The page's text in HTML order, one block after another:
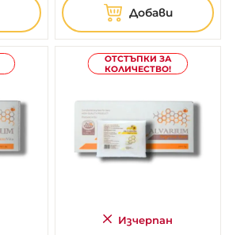
Добави
ОТСТЪПКИ ЗА
КОЛИЧЕСТВО!
Изчерпан